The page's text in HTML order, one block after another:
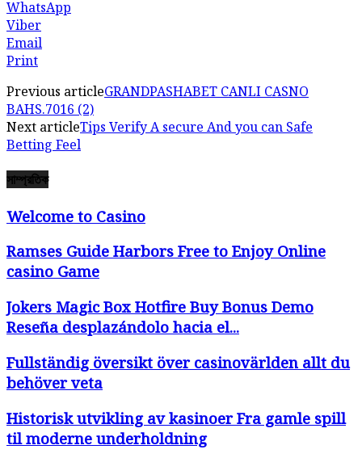
WhatsApp
Viber
Email
Print
Previous articleGRANDPASHABET CANLI CASNO
BAHS.7016 (2)
Next articleTips Verify A secure And you can Safe
Betting Feel
সাম্প্রতিক
Welcome to Casino
Ramses Guide Harbors Free to Enjoy Online
casino Game
Jokers Magic Box Hotfire Buy Bonus Demo
Reseña desplazándolo hacia el...
Fullständig översikt över casinovärlden allt du
behöver veta
Historisk utvikling av kasinoer Fra gamle spill
til moderne underholdning